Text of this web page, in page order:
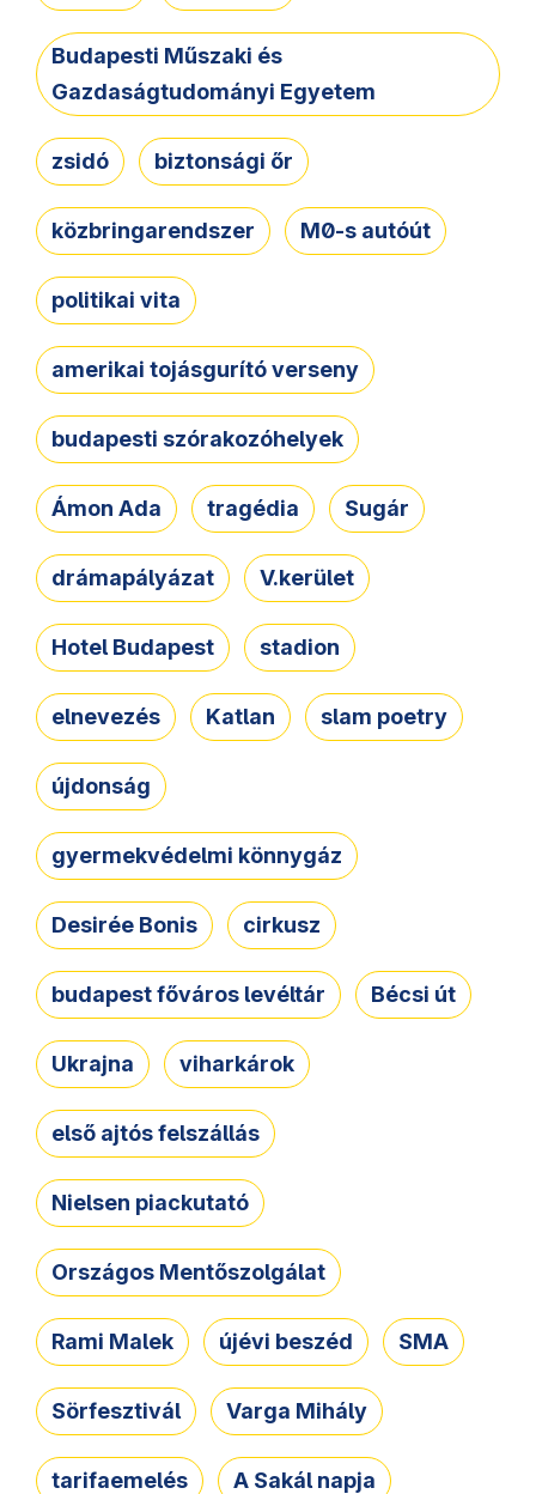
Budapesti Műszaki és
Gazdaságtudományi Egyetem
zsidó biztonsági őr
közbringarendszer M0-s autóút
politikai vita
amerikai tojásgurító verseny
budapesti szórakozóhelyek
Ámon Ada tragédia Sugár
drámapályázat V.kerület
Hotel Budapest stadion
elnevezés Katlan slam poetry
újdonság
gyermekvédelmi könnygáz
Desirée Bonis cirkusz
budapest főváros levéltár Bécsi út
Ukrajna viharkárok
első ajtós felszállás
Nielsen piackutató
Országos Mentőszolgálat
Rami Malek újévi beszéd SMA
Sörfesztivál Varga Mihály
tarifaemelés A Sakál napja